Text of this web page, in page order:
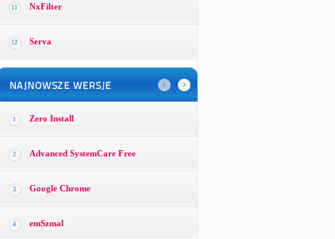
11 NxFilter
12 Serva
1 Zero Install
2 Advanced SystemCare Free
3 Google Chrome
4 emSzmal